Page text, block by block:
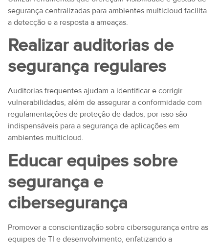
segurança centralizadas para ambientes multicloud facilita
a detecção e a resposta a ameaças.
Realizar auditorias de
segurança regulares
Auditorias frequentes ajudam a identificar e corrigir
vulnerabilidades, além de assegurar a conformidade com
regulamentações de proteção de dados, por isso são
indispensáveis para a segurança de aplicações em
ambientes multicloud.
Educar equipes sobre
segurança e
cibersegurança
Promover a conscientização sobre cibersegurança entre as
equipes de TI e desenvolvimento, enfatizando a